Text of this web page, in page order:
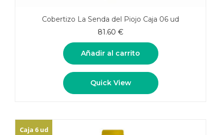
Cobertizo La Senda del Piojo Caja 06 ud
81.60 €
Añadir al carrito
Quick View
Caja 6 ud